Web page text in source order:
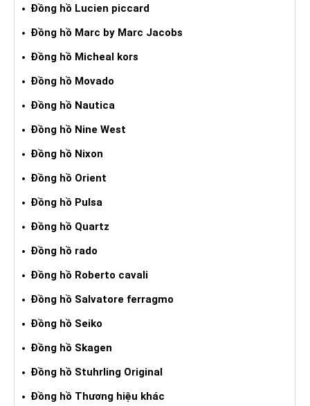
Đồng hồ Lucien piccard
Đồng hồ Marc by Marc Jacobs
Đồng hồ Micheal kors
Đồng hồ Movado
Đồng hồ Nautica
Đồng hồ Nine West
Đồng hồ Nixon
Đồng hồ Orient
Đồng hồ Pulsa
Đồng hồ Quartz
Đồng hồ rado
Đồng hồ Roberto cavali
Đồng hồ Salvatore ferragmo
Đồng hồ Seiko
Đồng hồ Skagen
Đồng hồ Stuhrling Original
Đồng hồ Thương hiệu khác